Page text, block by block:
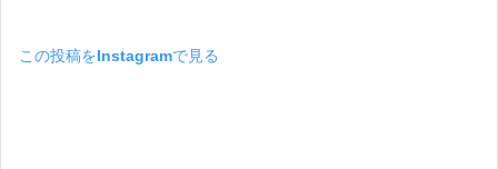
この投稿をInstagramで見る